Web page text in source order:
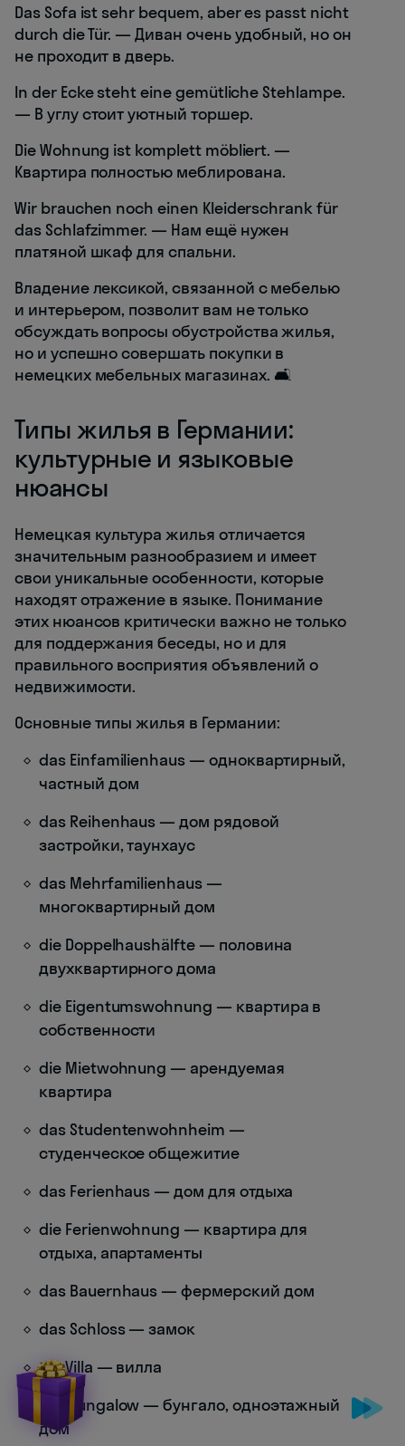
Das Sofa ist sehr bequem, aber es passt nicht
durch die Tür. — Диван очень удобный, но он
не проходит в дверь.
In der Ecke steht eine gemütliche Stehlampe.
— В углу стоит уютный торшер.
Die Wohnung ist komplett möbliert. —
Квартира полностью меблирована.
Wir brauchen noch einen Kleiderschrank für
das Schlafzimmer. — Нам ещё нужен
платяной шкаф для спальни.
Владение лексикой, связанной с мебелью
и интерьером, позволит вам не только
обсуждать вопросы обустройства жилья,
но и успешно совершать покупки в
немецких мебельных магазинах. 🛋️
Типы жилья в Германии:
культурные и языковые
нюансы
Немецкая культура жилья отличается
значительным разнообразием и имеет
свои уникальные особенности, которые
находят отражение в языке. Понимание
этих нюансов критически важно не только
для поддержания беседы, но и для
правильного восприятия объявлений о
недвижимости.
Основные типы жилья в Германии:
das Einfamilienhaus — одноквартирный,
частный дом
das Reihenhaus — дом рядовой
застройки, таунхаус
das Mehrfamilienhaus —
многоквартирный дом
die Doppelhaushälfte — половина
двухквартирного дома
die Eigentumswohnung — квартира в
собственности
die Mietwohnung — арендуемая
квартира
das Studentenwohnheim —
студенческое общежитие
das Ferienhaus — дом для отдыха
die Ferienwohnung — квартира для
отдыха, апартаменты
das Bauernhaus — фермерский дом
das Schloss — замок
die Villa — вилла
der Bungalow — бунгало, одноэтажный
дом